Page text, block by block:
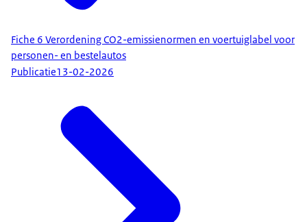
Fiche 6 Verordening CO2-emissienormen en voertuiglabel voor
personen- en bestelautos
Publicatie13-02-2026